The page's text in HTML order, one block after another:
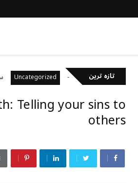
تازہ ترین
رکھتے ہیں؟ Uncategorized سوشل
Telling your sins to
others